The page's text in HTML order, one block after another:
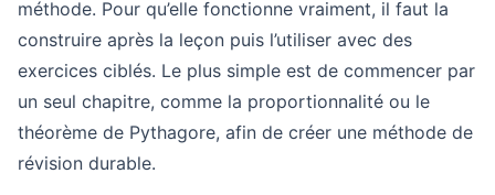
méthode. Pour qu’elle fonctionne vraiment, il faut la
construire après la leçon puis l’utiliser avec des
exercices ciblés. Le plus simple est de commencer par
un seul chapitre, comme la proportionnalité ou le
théorème de Pythagore, afin de créer une méthode de
révision durable.